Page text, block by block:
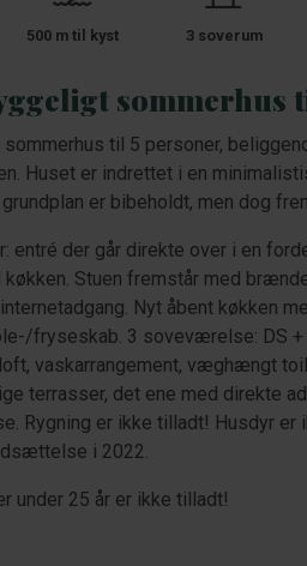
500 m til kyst 3 soverum
sommerhus
til 5 personer,
Huset er indrettet i en
er bibeholdt, men dog
entré der går direkte over i en
Stuen fremstår med
Nyt åbent køkken
fryseskab. 3 soveværelse: DS
vaskarrangement, væghængt
terrasser, det ene med direkte
Rygning er ikke tilladt! Husdyr
i 2022.
under 25 år er ikke tilladt!